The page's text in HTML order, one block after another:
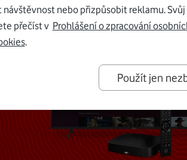
návštěvnost nebo přizpůsobit reklamu.
přečíst v Prohlášení o zpracování
.
Použít jen